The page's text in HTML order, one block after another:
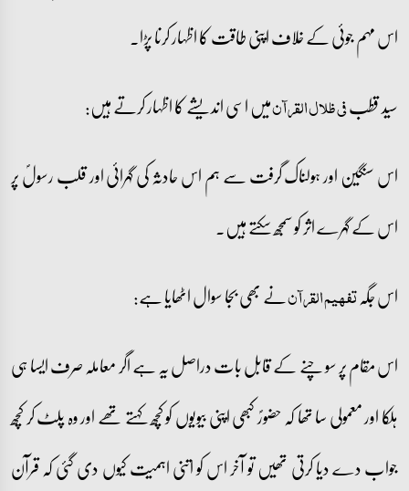
اس مہم جوئی کے خلاف اپنی طاقت کا اظہار کرنا پڑا۔
سید قطبفی ظلال القرآنمیں اسی اندیشے کا اظہار کرتے ہیں:
اس سنگین اور ہولناک گرفت سے ہم اس حادثہ کی گہرائی اور قلب رسولؐ پر
اس کے گہرے اثر کو سمجھ سکتے ہیں۔
اس جگہتفہیم القرآننے بھی بجا سوال اٹھایا ہے:
اس مقام پر سوچنے کے قابل بات دراصل یہ ہے اگر معاملہ صرف ایسا ہی
ہلکا اور معمولی سا تھا کہ حضورؐ کبھی اپنی بیویوں کو کچھ کہتے تھے اور وہ پلٹ کر کچھ
جواب دے دیا کرتی تھیں تو آخر اس کو اتنی اہمیت کیوں دی گئی کہ قرآن